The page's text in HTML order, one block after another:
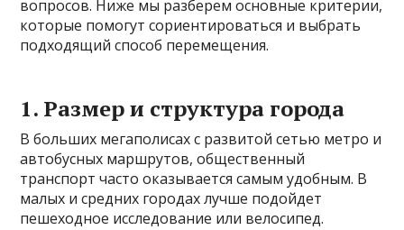
вопросов. Ниже мы разберем основные критерии,
которые помогут сориентироваться и выбрать
подходящий способ перемещения.
1. Размер и структура города
В больших мегаполисах с развитой сетью метро и
автобусных маршрутов, общественный
транспорт часто оказывается самым удобным. В
малых и средних городах лучше подойдет
пешеходное исследование или велосипед.